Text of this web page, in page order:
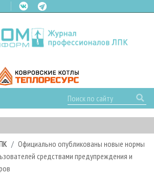
Официально опубликованы новые нормы
средствами предупреждения и